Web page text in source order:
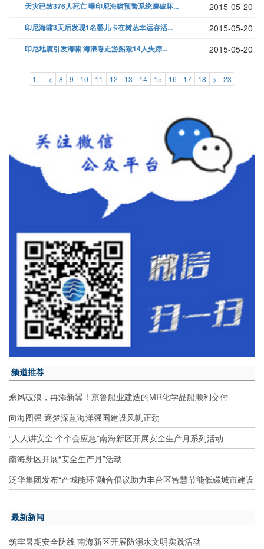
天灾已致376人死亡 曝印尼海啸预警系统遭破坏... 2015-05-20
印尼海啸3天后发现1名婴儿卡在树丛幸运存活... 2015-05-20
印尼地震引发海啸 海浪卷走游船致14人失踪... 2015-05-20
1... < 8 9 10 11 12 13 14 15 16 17 18 > 23
频道推荐
乘风破浪，再添新翼！京鲁船业建造的MR化学品船顺利交付
向海图强 逐梦深蓝海洋强国建设风帆正劲
“人人讲安全 个个会应急”南海新区开展安全生产月系列活动
南海新区开展“安全生产月”活动
泛华集团发布“产城能环”融合倡议助力丰台区智慧节能低碳城市建设
最新新闻
筑牢暑期安全防线 南海新区开展防溺水文明实践活动